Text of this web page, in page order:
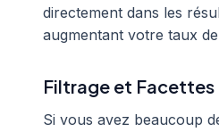
directement dans les
augmentant votre taux
Filtrage et Facettes
Si vous avez beaucoup